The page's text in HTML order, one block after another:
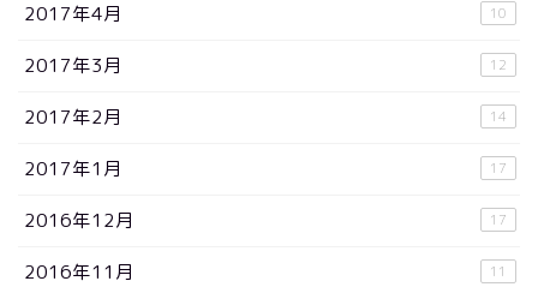
2017年4月 10
2017年3月 12
2017年2月 14
2017年1月 17
2016年12月 17
2016年11月 11